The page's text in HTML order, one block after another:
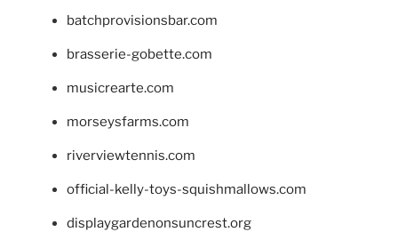
batchprovisionsbar.com
brasserie-gobette.com
musicrearte.com
morseysfarms.com
riverviewtennis.com
official-kelly-toys-squishmallows.com
displaygardenonsuncrest.org